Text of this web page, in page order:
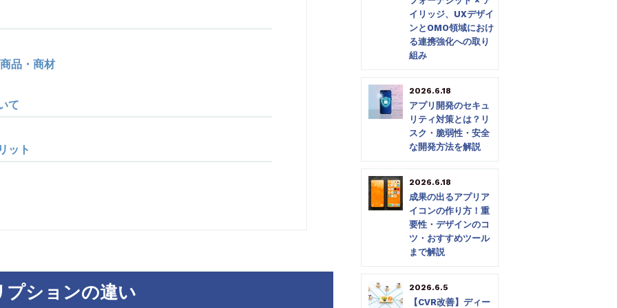
品・商材
て
ット
プションの違い
イリッジ、UXデザイ
ンとOMO領域におけ
る連携強化への取り
組み
2026.6.18
アプリ開発のセキュ
リティ対策とは？リ
スク・脆弱性・安全
な開発方法を解説
2026.6.18
成果の出るアプリア
イコンの作り方！重
要性・デザインのコ
ツ・おすすめツール
まで解説
2026.6.5
【CVR改善】ディー